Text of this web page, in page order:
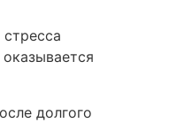
долгого